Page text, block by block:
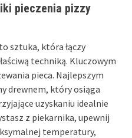
pieczenia pizzy
sztuka, która łączy
techniką. Kluczowym
pieca. Najlepszym
drewnem, który osiąga
uzyskaniu idealnie
z piekarnika, upewnij
temperatury,